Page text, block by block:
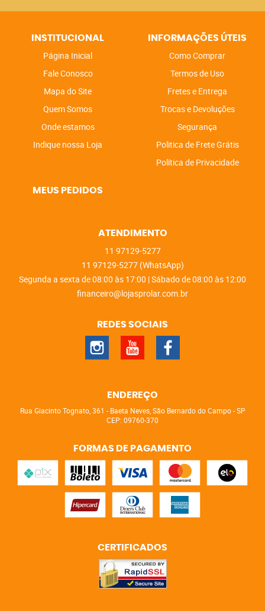
INSTITUCIONAL
Página Inicial
Fale Conosco
Mapa do Site
Quem Somos
Onde estamos
Indique nossa Loja
INFORMAÇÕES ÚTEIS
Como Comprar
Termos de Uso
Fretes e Entrega
Trocas e Devoluções
Segurança
Politica de Frete Grátis
Política de Privacidade
MEUS PEDIDOS
ATENDIMENTO
11 97129-5277
11 97129-5277 (WhatsApp)
Segunda a sexta de 08:00 às 17:00 | Sábado de 08:00 às 12:00
financeiro@lojasprolar.com.br
REDES SOCIAIS
ENDEREÇO
Rua Giacinto Tognato, 361 - Baeta Neves, São Bernardo do Campo-SP
CEP: 09760-370
FORMAS DE PAGAMENTO
CERTIFICADOS